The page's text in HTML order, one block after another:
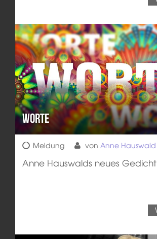
Worte
Meldung von Anne Hauswald
Anne Hauswalds neues Gedicht